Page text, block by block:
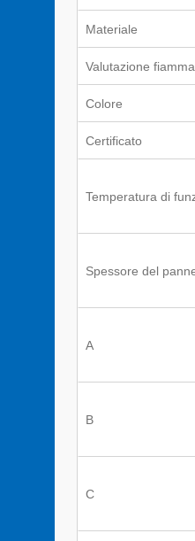
Materiale
Valutazione fiamma
Colore
Certificato
Temperatura di
Spessore del
A
B
C